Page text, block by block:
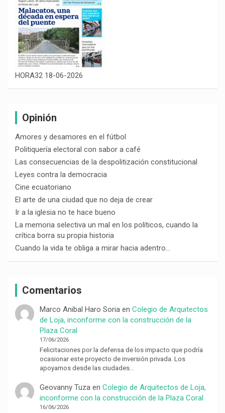
HORA32 18-06-2026
Opinión
Amores y desamores en el fútbol
Politiquería electoral con sabor a café
Las consecuencias de la despolitización constitucional
Leyes contra la democracia
Cine ecuatoriano
El arte de una ciudad que no deja de crear
Ir a la iglesia no te hace bueno
La memoria selectiva un mal en los políticos, cuando la
crítica borra su propia historia
Cuando la vida te obliga a mirar hacia adentro…
Comentarios
Marco Anibal Haro Soriaen Colegio de Arquitectos
de Loja, inconforme con la construcción de la
Plaza Coral
17/06/2026
Felicitaciones por la defensa de los impacto que podría
ocasionar este proyecto de inversión privada. Los
apoyamos desde las ciudades…
Geovanny Tuzaen Colegio de Arquitectos de Loja,
inconforme con la construcción de la Plaza Coral
16/06/2026